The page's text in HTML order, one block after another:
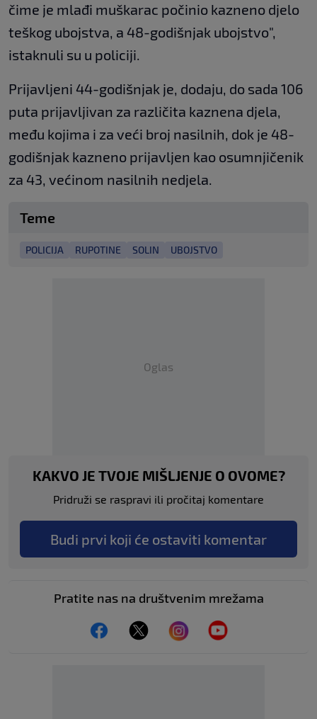
čime je ​mlađi muškarac počinio kazneno djelo
teško​g ubojstv​a, a 48-godišnjak ubojstvo",
istaknuli su u policiji​.
Prijavljeni 44-godišnjak je, dodaju, do sada 106
puta prijavljivan za različita kaznena djela,
među kojima i za veći broj nasilnih, dok je 48-
godišnjak kazneno prijavljen kao osumnjičenik
za 43, većinom nasilnih nedjela.
Teme
POLICIJA RUPOTINE SOLIN UBOJSTVO
Oglas
KAKVO JE TVOJE MIŠLJENJE O OVOME?
Pridruži se raspravi ili pročitaj komentare
Budi prvi koji će ostaviti komentar
Pratite nas na društvenim mrežama